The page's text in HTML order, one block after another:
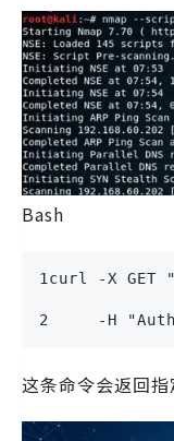
Bash
1curl -X GET
2     -H
这条命令会返回指